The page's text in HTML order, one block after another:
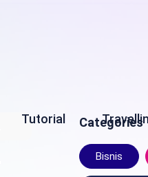
Tutorial Categories
Bisnis